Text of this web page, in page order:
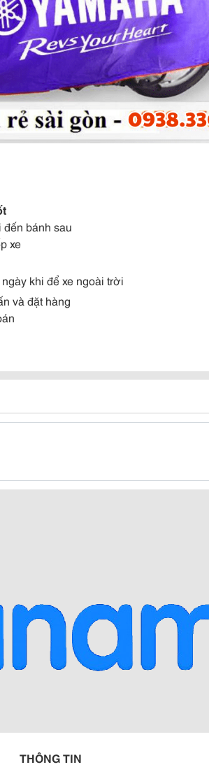
đến bánh sau
xe
khi để xe ngoài trời
và đặt hàng
THÔNG TIN